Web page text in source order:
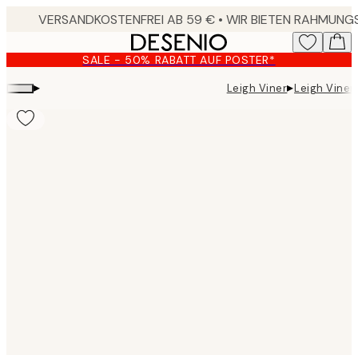
content.
SALE - 50% RABATT AUF POSTER*
▸ Leigh Viner▸Leigh Viner